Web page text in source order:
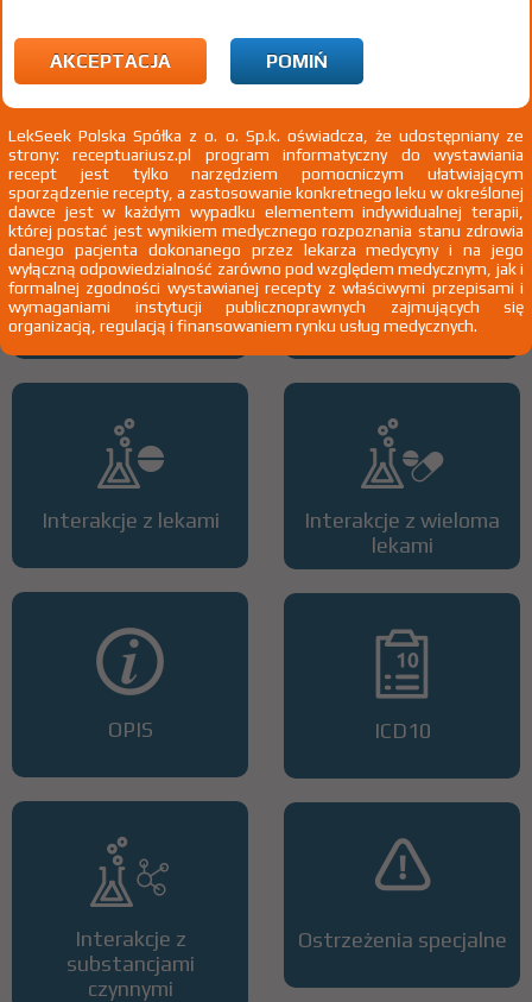
wskazania przy opisie leku) Wskazania pozarejestracyjne: Objaw
Raynauda związany z twardziną układową - leczenie pierwszoliniowe
Pokaż wskazania chpl.
3)Pacjenci do ukończenia 18 roku życia
Wszystkie dawki leku
Interakcje z lekami
OPIS
Interakcje z
substancjami
czynnymi
ATC
Interakcje z wieloma
lekami
ICD10
Ostrzeżenia specjalne
AKCEPTACJA POMIŃ
LekSeek Polska Spółka z o. o. Sp.k. oświadcza, że udostępniany ze
strony: receptuariusz.pl program informatyczny do wystawiania
recept jest tylko narzędziem pomocniczym ułatwiającym
sporządzenie recepty, a zastosowanie konkretnego leku w określonej
dawce jest w każdym wypadku elementem indywidualnej terapii,
której postać jest wynikiem medycznego rozpoznania stanu zdrowia
danego pacjenta dokonanego przez lekarza medycyny i na jego
wyłączną odpowiedzialność zarówno pod względem medycznym, jak i
formalnej zgodności wystawianej recepty z właściwymi przepisami i
wymaganiami instytucji publicznoprawnych zajmujących się
organizacją, regulacją i finansowaniem rynku usług medycznych.